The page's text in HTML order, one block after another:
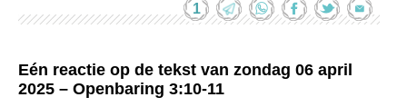
1
Eén reactie op de tekst van zondag 06 april
2025 – Openbaring 3:10-11